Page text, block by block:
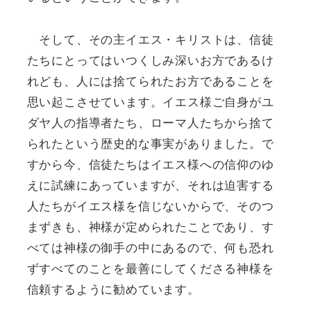
そして、その主イエス・キリストは、信徒
たちにとってはいつくしみ深いお方であるけ
れども、人には捨てられたお方であることを
思い起こさせています。イエス様ご自身がユ
ダヤ人の指導者たち、ローマ人たちから捨て
られたという歴史的な事実がありました。で
すから今、信徒たちはイエス様への信仰のゆ
えに試練にあっていますが、それは迫害する
人たちがイエス様を信じないからで、そのつ
まずきも、神様が定められたことであり、す
べては神様の御手の中にあるので、何も恐れ
ずすべてのことを最善にしてくださる神様を
信頼するように勧めています。